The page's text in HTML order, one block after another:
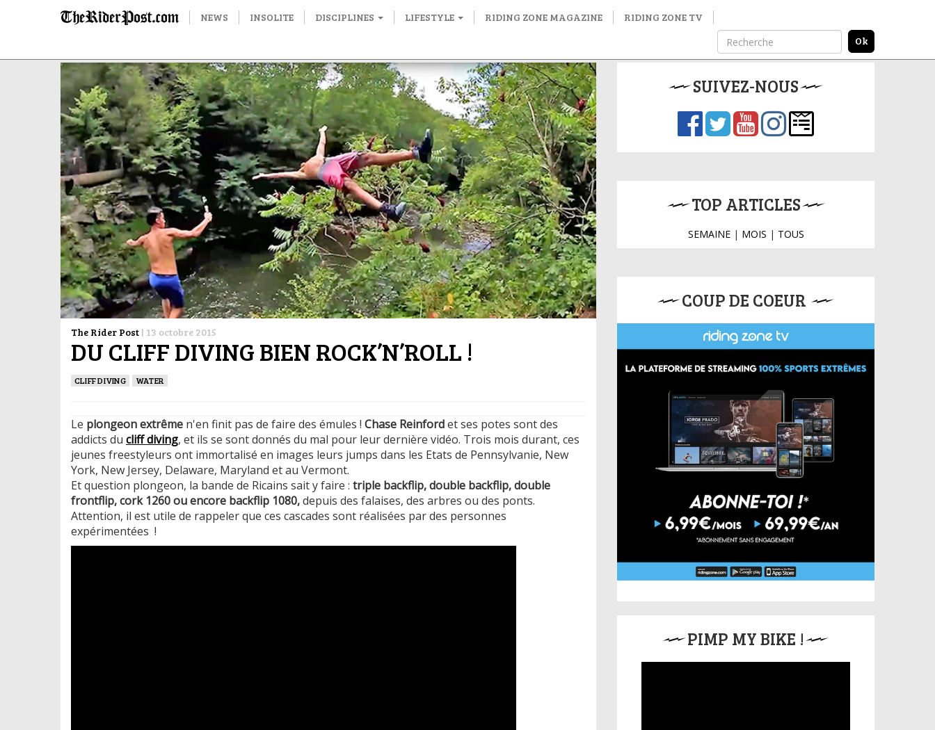
NEWS INSOLITE DISCIPLINES LIFESTYLE RIDING ZONE MAGAZINE RIDING ZONE TV
The Rider Post | 13 octobre 2015
DU CLIFF DIVING BIEN ROCK’N’ROLL !
CLIFF DIVING WATER
Le plongeon extrême n'en finit pas de faire des émules ! Chase Reinfordet ses potes sont des
addicts du cliff diving, et ils se sont donnés du mal pour leur dernière vidéo. Trois mois durant, ces
jeunes freestyleurs ont immortalisé en images leurs jumps dans les Etats de Pennsylvanie, New
York, New Jersey, Delaware, Maryland et au Vermont.
Et question plongeon, la bande de Ricains sait y faire : triple backflip, double backflip, double
frontflip, cork 1260 ou encore backflip 1080,depuis des falaises, des arbres ou des ponts.
Attention, il est utile de rappeler que ces cascades sont réalisées par des personnes
expérimentées !
SUIVEZ-NOUS
TOP ARTICLES
SEMAINE| MOIS | TOUS
COUP DE COEUR
PIMP MY BIKE !